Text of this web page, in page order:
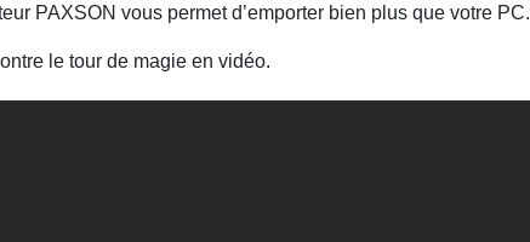
PAXSON vous permet d’emporter bien plus que votre PC.
le tour de magie en vidéo.